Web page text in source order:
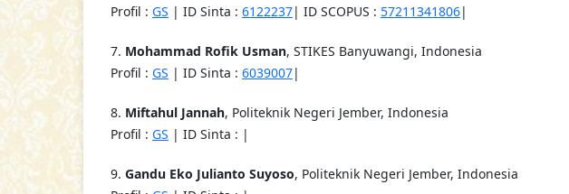
Profil : GS | ID Sinta : 6122237| ID SCOPUS : 57211341806|
7. Mohammad Rofik Usman, STIKES Banyuwangi, Indonesia
Profil : GS | ID Sinta : 6039007|
8. Miftahul Jannah, Politeknik Negeri Jember, Indonesia
Profil : GS | ID Sinta : |
9. Gandu Eko Julianto Suyoso, Politeknik Negeri Jember, Indonesia